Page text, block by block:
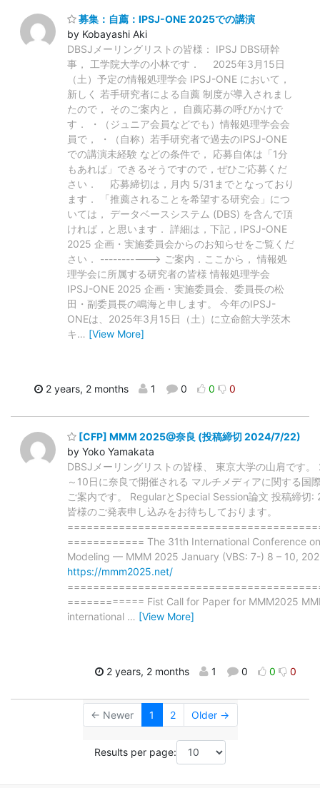
募集：自薦：IPSJ-ONE 2025での講演
by Kobayashi Aki
DBSJメーリングリストの皆様： IPSJ DBS研幹
事， 工学院大学の小林です． 2025年3月15日
（土）予定の情報処理学会 IPSJ-ONE において，
新しく 若手研究者による自薦 制度が導入されまし
たので， そのご案内と， 自薦応募の呼びかけで
す． ・（ジュニア会員などでも）情報処理学会会
員で， ・（自称）若手研究者で過去のIPSJ-ONE
での講演未経験 などの条件で， 応募自体は「1分
もあれば」できるそうですので，ぜひご応募くだ
さい． 応募締切は，月内 5/31までとなっており
ます． 「推薦されることを希望する研究会」につ
いては， データベースシステム (DBS) を含んで頂
ければ，と思います． 詳細は，下記，IPSJ-ONE
2025 企画・実施委員会からのお知らせをご覧くだ
さい． -----------> ご案内．ここから， 情報処
理学会に所属する研究者の皆様 情報処理学会
IPSJ-ONE 2025 企画・実施委員会、委員長の松
田・副委員長の鳴海と申します。 今年のIPSJ-
ONEは、2025年3月15日（土）に立命館大学茨木
キ… [View More]
2 years, 2 months 1 0 0 0
[CFP] MMM 2025@奈良 (投稿締切 2024/7/22)
by Yoko Yamakata
DBSJメーリングリストの皆様、 東京大学の山肩です
～10日に奈良で開催される マルチメディアに関する国
ご案内です。 RegularとSpecial Session論文 投稿締切
皆様のご発表申し込みをお待ちしております。
============ The 31th International Conference
Modeling — MMM 2025 January (VBS: 7-) 8 – 10,
https://mmm2025.net/
============ Fist Call for Paper for MMM2025
international … [View More]
2 years, 2 months 1 0 0 0
← Newer 1 2 Older →
Results per page: